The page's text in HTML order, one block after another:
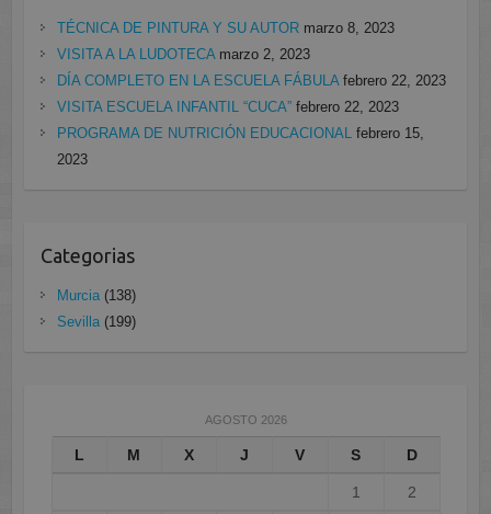
TÉCNICA DE PINTURA Y SU AUTOR marzo 8, 2023
VISITA A LA LUDOTECA marzo 2, 2023
DÍA COMPLETO EN LA ESCUELA FÁBULA febrero 22, 2023
VISITA ESCUELA INFANTIL “CUCA” febrero 22, 2023
PROGRAMA DE NUTRICIÓN EDUCACIONAL
febrero 15,
2023
Categorias
Murcia(138)
Sevilla(199)
AGOSTO 2026
L M X J V S D
1 2